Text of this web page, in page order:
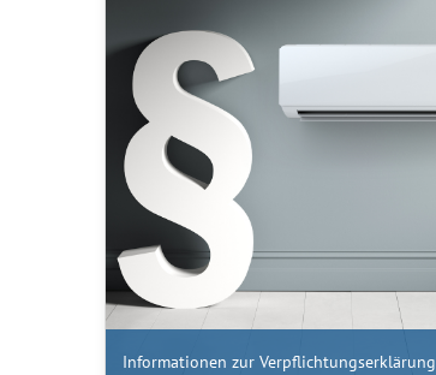
Informationen zur Verpflichtungserklärung